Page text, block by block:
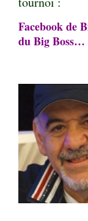
Facebook de
du Big Boss…